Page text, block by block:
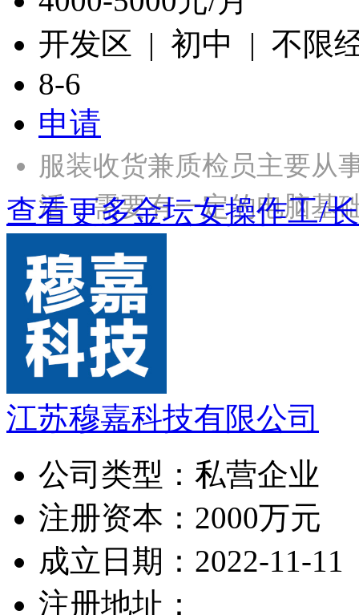
开发区 | 初中 | 不限
8-6
申请
服装收货兼质检员主要从
活，需要有一定的电脑
查看更多金坛女操作工/
江苏穆嘉科技有限公司
公司类型： 私营企业
注册资本： 2000万元
成立日期： 2022-11-11
注册地址：